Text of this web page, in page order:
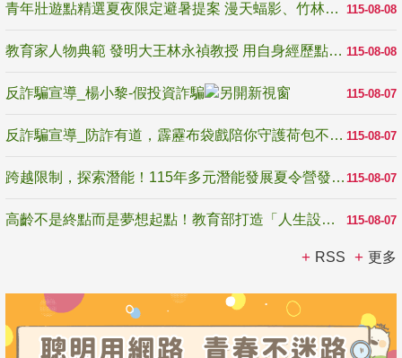
115-08-08
青年壯遊點精選夏夜限定避暑提案 漫天蝠影、竹林尋蛙、茶香夜觀 邀青年暮色出發
115-08-08
教育家人物典範 發明大王林永禎教授 用自身經歷點亮學生的路
115-08-07
反詐騙宣導_楊小黎-假投資詐騙
115-08-07
反詐騙宣導_防詐有道，霹靂布袋戲陪你守護荷包不受騙
115-08-07
跨越限制，探索潛能！115年多元潛能發展夏令營發掘生命無限可能
115-08-07
高齡不是終點而是夢想起點！教育部打造「人生設計夢工場」 參展第3屆高齡健康產業博覽會
RSS 更多